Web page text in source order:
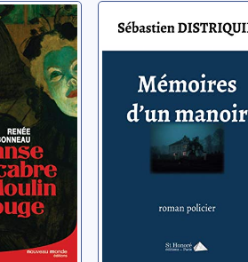
Rouge
Mémoires d'un
Distriquin, Sébastien